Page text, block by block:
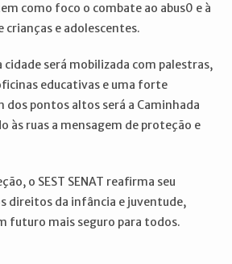
como foco o combate ao abus0 e à
crianças e adolescentes.
cidade será mobilizada com palestras,
educativas e uma forte
dos pontos altos será a Caminhada
às ruas a mensagem de proteção e
o SEST SENAT reafirma seu
direitos da infância e juventude,
futuro mais seguro para todos.